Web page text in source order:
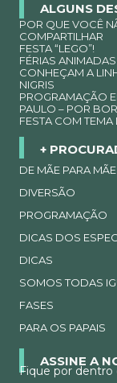
ALGUNS
POR QUE VOCÊ
COMPARTILHAR
FESTA “LEGO”!
FÉRIAS
CONHEÇAM A
NIGRIS
PROGRAMAÇÃO
PAULO – POR
FESTA COM TEMA
+
DE MÃE PARA MÃE
DIVERSÃO
PROGRAMAÇÃO
DICAS DOS
DICAS
SOMOS TODAS
FASES
PARA OS PAPAIS
ASSINE A
Fique por dentro